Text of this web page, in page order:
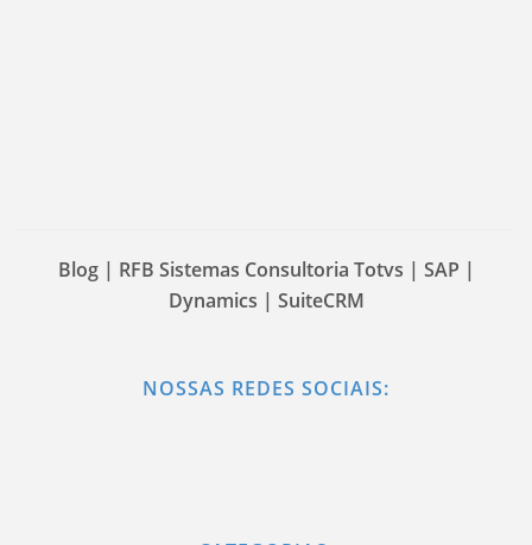
Blog | RFB Sistemas Consultoria Totvs | SAP |
Dynamics | SuiteCRM
NOSSAS REDES SOCIAIS: